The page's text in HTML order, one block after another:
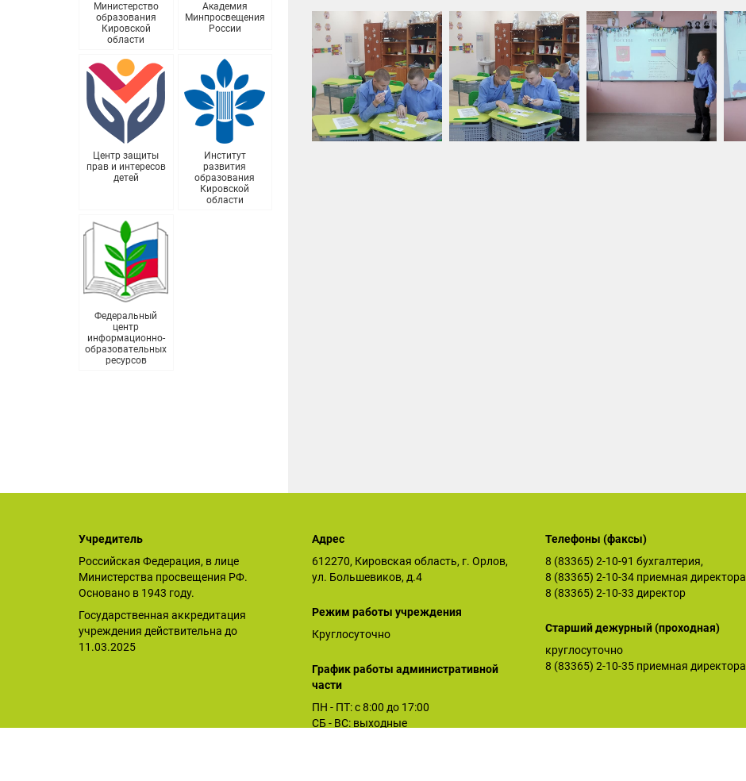
Министерство
образования
Кировской
области
Академия
Минпросвещения
России
Центр защиты
прав и интересов
детей
Институт
развития
образования
Кировской
области
Федеральный
центр
информационно-
образовательных
ресурсов
Учредитель
Российская Федерация, в лице
Министерства просвещения РФ.
Основано в 1943 году.
Государственная аккредитация
учреждения действительна до
11.03.2025
Адрес
612270, Кировская область, г. Орлов,
ул. Большевиков, д.4
Режим работы учреждения
Круглосуточно
График работы административной
части
ПН - ПТ: с 8:00 до 17:00
СБ - ВС: выходные
Телефоны (факсы)
8 (83365) 2-10-91 бухгалтерия,
8 (83365) 2-10-34 приемная директора
8 (83365) 2-10-33 директор
Старший дежурный (проходная)
круглосуточно
8 (83365) 2-10-35 приемная директора